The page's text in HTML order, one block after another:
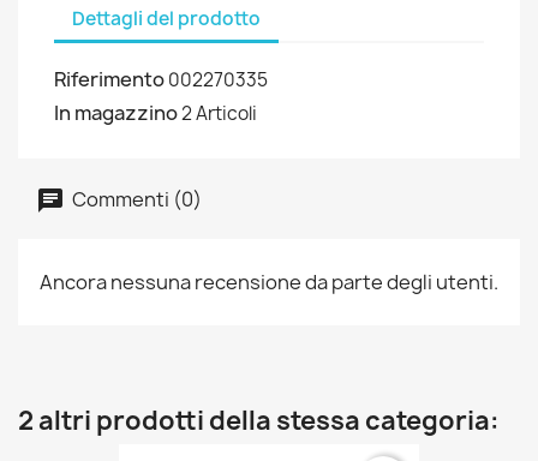
Dettagli del prodotto
Riferimento002270335
In magazzino2 Articoli
Commenti (0)
Ancora nessuna recensione da parte degli utenti.
2 altri prodotti della stessa categoria: